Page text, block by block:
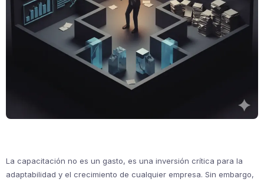
La capacitación no es un gasto, es una inversión crítica para la
adaptabilidad y el crecimiento de cualquier empresa. Sin embargo,